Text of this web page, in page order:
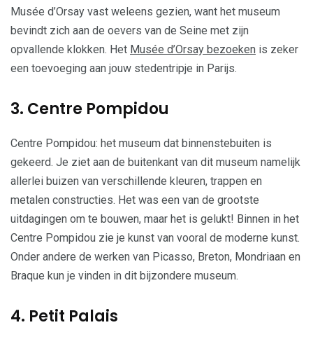
Musée d’Orsay vast weleens gezien, want het museum
bevindt zich aan de oevers van de Seine met zijn
opvallende klokken. Het Musée d’Orsay bezoeken is zeker
een toevoeging aan jouw stedentripje in Parijs.
3. Centre Pompidou
Centre Pompidou: het museum dat binnenstebuiten is
gekeerd. Je ziet aan de buitenkant van dit museum namelijk
allerlei buizen van verschillende kleuren, trappen en
metalen constructies. Het was een van de grootste
uitdagingen om te bouwen, maar het is gelukt! Binnen in het
Centre Pompidou zie je kunst van vooral de moderne kunst.
Onder andere de werken van Picasso, Breton, Mondriaan en
Braque kun je vinden in dit bijzondere museum.
4. Petit Palais